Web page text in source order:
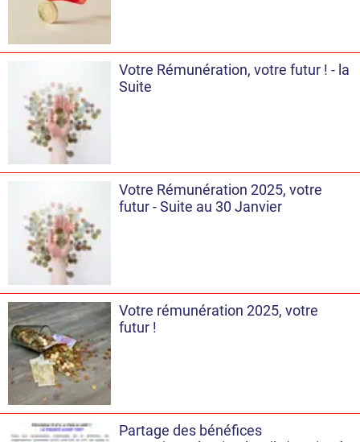
Votre Rémunération, votre futur ! - la
Suite
Votre Rémunération 2025, votre
futur - Suite au 30 Janvier
Votre rémunération 2025, votre
futur !
Partage des bénéfices